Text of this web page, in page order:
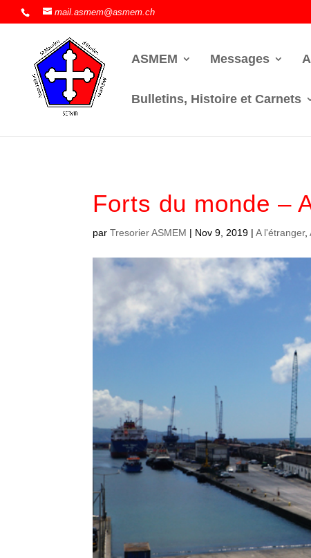
mail.asmem@asmem.ch
ASMEM Messages
Bulletins, Histoire et Carnets
Forts du monde –
parTresorier ASMEM | Nov 9, 2019 |A l'étranger,